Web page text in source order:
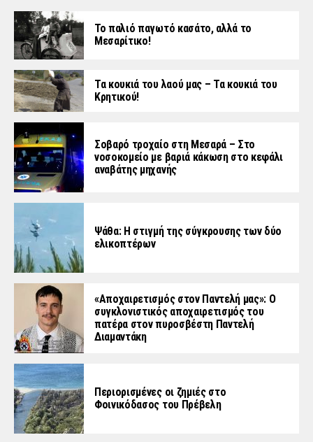
Το παλιό παγωτό κασάτο, αλλά το
Μεσαρίτικο!
Τα κουκιά του λαού μας – Τα κουκιά του
Κρητικού!
Σοβαρό τροχαίο στη Μεσαρά – Στο
νοσοκομείο με βαριά κάκωση στο κεφάλι
αναβάτης μηχανής
Ψάθα: Η στιγμή της σύγκρουσης των δύο
ελικοπτέρων
«Aποχαιρετισμός στον Παντελή μας»: Ο
συγκλονιστικός αποχαιρετισμός του
πατέρα στον πυροσβέστη Παντελή
Διαμαντάκη
Περιορισμένες οι ζημιές στο
Φοινικόδασος του Πρέβελη